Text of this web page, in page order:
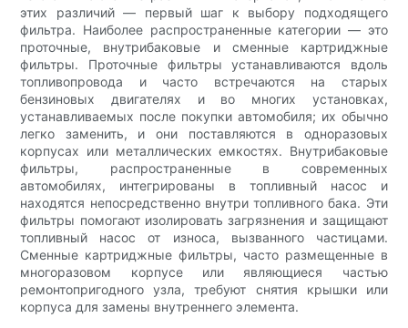
этих различий — первый шаг к выбору подходящего
фильтра. Наиболее распространенные категории — это
проточные, внутрибаковые и сменные картриджные
фильтры. Проточные фильтры устанавливаются вдоль
топливопровода и часто встречаются на старых
бензиновых двигателях и во многих установках,
устанавливаемых после покупки автомобиля; их обычно
легко заменить, и они поставляются в одноразовых
корпусах или металлических емкостях. Внутрибаковые
фильтры, распространенные в современных
автомобилях, интегрированы в топливный насос и
находятся непосредственно внутри топливного бака. Эти
фильтры помогают изолировать загрязнения и защищают
топливный насос от износа, вызванного частицами.
Сменные картриджные фильтры, часто размещенные в
многоразовом корпусе или являющиеся частью
ремонтопригодного узла, требуют снятия крышки или
корпуса для замены внутреннего элемента.